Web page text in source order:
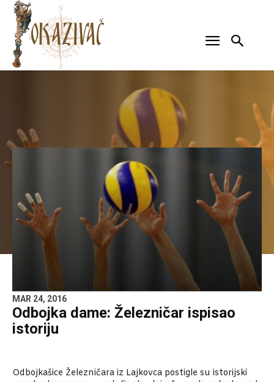
MAR 24, 2016
Odbojka dame: Železničar ispisao
istoriju
Odbojkašice Železničara iz Lajkovca postigle su istorijski